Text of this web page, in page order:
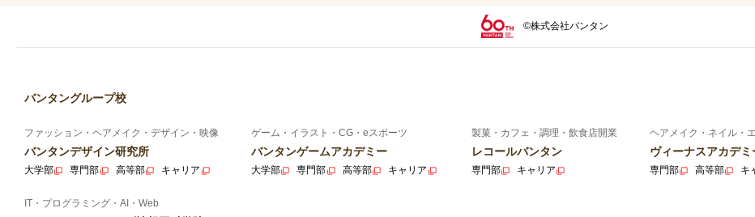
©株式会社バンタン
バンタングループ校
ファッション・ヘアメイク・デザイン・映像
バンタンデザイン研究所
大学部 専門部 高等部 キャリア
ゲーム・イラスト・CG・eスポーツ
バンタンゲームアカデミー
大学部 専門部 高等部 キャリア
製菓・カフェ・調理・飲食店開業
レコールバンタン
専門部 キャリア
ヘアメイク・ネイル・
ヴィーナスアカデミ
専門部 高等部 キ
IT・プログラミング・AI・Web